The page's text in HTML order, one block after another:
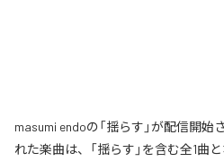
masumi endoの「揺らす」が配信開
れた楽曲は、「揺らす」を含む全1曲と